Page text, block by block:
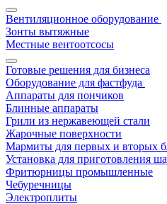
Вентиляционное оборудование
Зонты вытяжные
Местные вентоотсосы
Готовые решения для бизнеса
Оборудование для фастфуда
Аппараты для пончиков
Блинные аппараты
Грили из нержавеющей стали
Жарочные поверхности
Мармиты для первых и вторых
Установка для приготовления
Фритюрницы промышленные
Чебуречницы
Электроплиты